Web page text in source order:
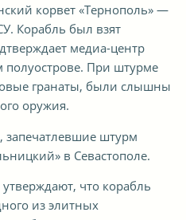
корвет «Тернополь» —
Корабль был взят
медиа-центр
При штурме
гранаты, были слышны
оружия.
запечатлевшие штурм
в Севастополе.
что корабль
из элитных